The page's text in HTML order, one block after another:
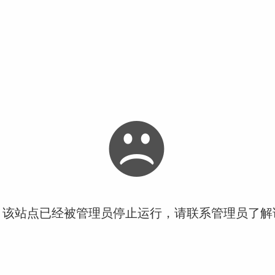
站点已经被管理员停止运行，请联系管理员了